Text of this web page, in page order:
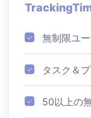
無制限ユ
タスク＆
50以上の